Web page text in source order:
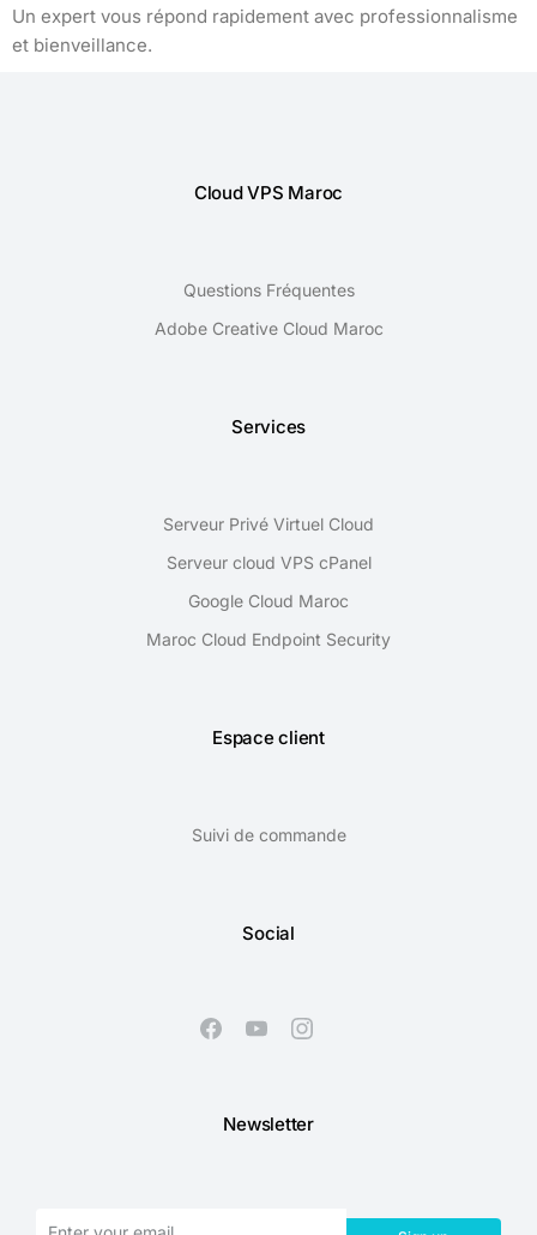
Un expert vous répond rapidement avec professionnalisme
et bienveillance.
Cloud VPS Maroc
Questions Fréquentes
Adobe Creative Cloud Maroc
Services
Serveur Privé Virtuel Cloud
Serveur cloud VPS cPanel
Google Cloud Maroc
Maroc Cloud Endpoint Security
Espace client
Suivi de commande
Social
Newsletter